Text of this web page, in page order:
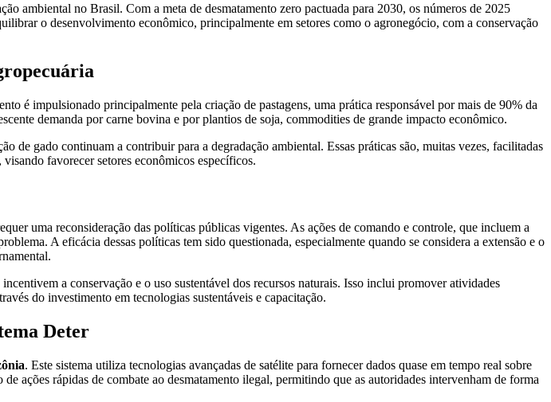
ambiental no Brasil. Com a meta de desmatamento zero pactuada para 2030, os números de 2025
o desenvolvimento econômico, principalmente em setores como o agronegócio, com a conservação
é impulsionado principalmente pela criação de pastagens, uma prática responsável por mais de 90% da
demanda por carne bovina e por plantios de soja, commodities de grande impacto econômico.
de gado continuam a contribuir para a degradação ambiental. Essas práticas são, muitas vezes, facilitadas
favorecer setores econômicos específicos.
uma reconsideração das políticas públicas vigentes. As ações de comando e controle, que incluem a
A eficácia dessas políticas tem sido questionada, especialmente quando se considera a extensão e o
a conservação e o uso sustentável dos recursos naturais. Isso inclui promover atividades
do investimento em tecnologias sustentáveis e capacitação.
Deter
. Este sistema utiliza tecnologias avançadas de satélite para fornecer dados quase em tempo real sobre
ações rápidas de combate ao desmatamento ilegal, permitindo que as autoridades intervenham de forma